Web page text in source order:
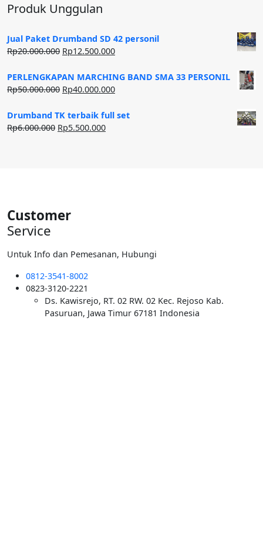
Produk Unggulan
Jual Paket Drumband SD 42 personil
Rp20.000.000 Harga
adalah:
Rp20.000.000.
Rp12.500.000Harga
ini
adalah:
PERLENGKAPAN MARCHING BAND SMA 33 PERSONIL
Rp50.000.000 Harga
adalah:
Rp50.000.000.
Rp40.000.000Harga
ini
Drumband TK terbaik full set
Rp6.000.000 Harga
Rp5.500.000Harga
Customer
Service
Untuk Info dan Pemesanan, Hubungi
0812-3541-8002
0823-3120-2221
Ds. Kawisrejo, RT. 02 RW. 02 Kec. Rejoso Kab.
Pasuruan, Jawa Timur 67181 Indonesia